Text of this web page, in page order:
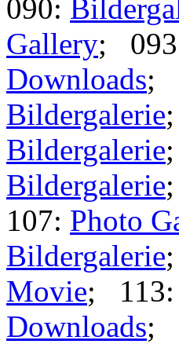
090:
Gallery;
Downloads;
Bildergalerie
Bildergalerie
Bildergalerie
107: Photo
Bildergalerie
Movie; 113:
Downloads;